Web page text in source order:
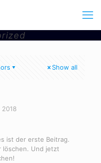
Show all
ist der erste Beitrag.
löschen. Und jetzt